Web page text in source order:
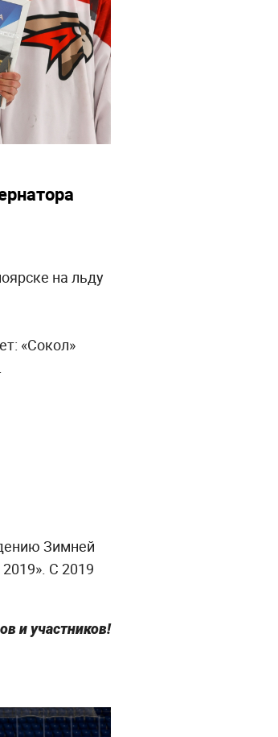
на льду
«Сокол»
Зимней
С 2019
и участников!